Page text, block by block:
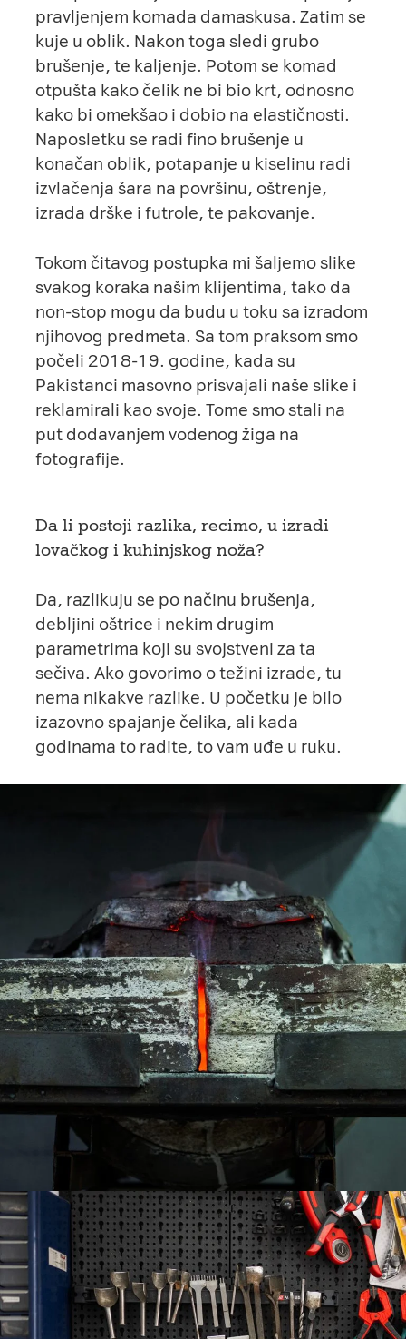
pravljenjem komada damaskusa. Zatim se
kuje u oblik. Nakon toga sledi grubo
brušenje, te kaljenje. Potom se komad
otpušta kako čelik ne bi bio krt, odnosno
kako bi omekšao i dobio na elastičnosti.
Naposletku se radi fino brušenje u
konačan oblik, potapanje u kiselinu radi
izvlačenja šara na površinu, oštrenje,
izrada drške i futrole, te pakovanje.
Tokom čitavog postupka mi šaljemo slike
svakog koraka našim klijentima, tako da
non-stop mogu da budu u toku sa izradom
njihovog predmeta. Sa tom praksom smo
počeli 2018-19. godine, kada su
Pakistanci masovno prisvajali naše slike i
reklamirali kao svoje. Tome smo stali na
put dodavanjem vodenog žiga na
fotografije.
Da li postoji razlika, recimo, u izradi
lovačkog i kuhinjskog noža?
Da, razlikuju se po načinu brušenja,
debljini oštrice i nekim drugim
parametrima koji su svojstveni za ta
sečiva. Ako govorimo o težini izrade, tu
nema nikakve razlike. U početku je bilo
izazovno spajanje čelika, ali kada
godinama to radite, to vam uđe u ruku.